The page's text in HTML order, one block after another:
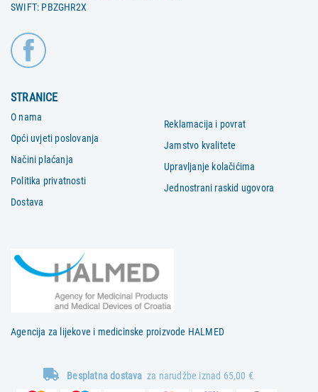
SWIFT: PBZGHR2X
STRANICE
O nama
Opći uvjeti poslovanja
Načini plaćanja
Politika privatnosti
Dostava
Reklamacija i povrat
Jamstvo kvalitete
Upravljanje kolačićima
Jednostrani raskid ugovora
Agencija za lijekove i medicinske proizvode HALMED
Besplatna dostava za narudžbe iznad 65,00 €